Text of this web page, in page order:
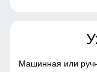
Машинная или